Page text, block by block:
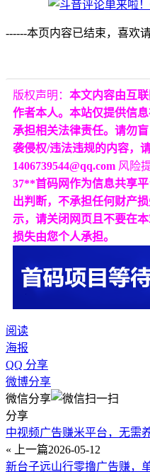
------本页内容已结束，喜欢
版权声明： 本文内容由互
作者本人。本站仅提供信
承担相关法律责任。请勿
袭侵权/违法违规的内容，
1406739544@qq.com 风险
37**首码网作为信息共享
出判断，不承担任何财产
示，请关闭网页且不要在
损失由您个人承担。
阅读
海报
QQ 分享
微博分享
微信分享
分享
中视频广告赚米平台，无需
« 上一篇2026-05-12
新台子远山行零撸广告赚，